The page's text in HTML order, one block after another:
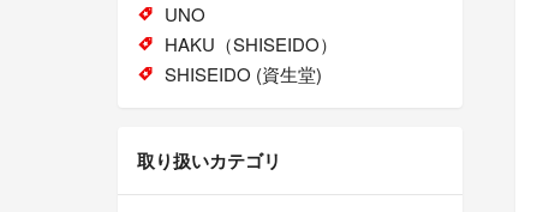
UNO
HAKU（SHISEIDO）
SHISEIDO (資生堂)
取り扱いカテゴリ